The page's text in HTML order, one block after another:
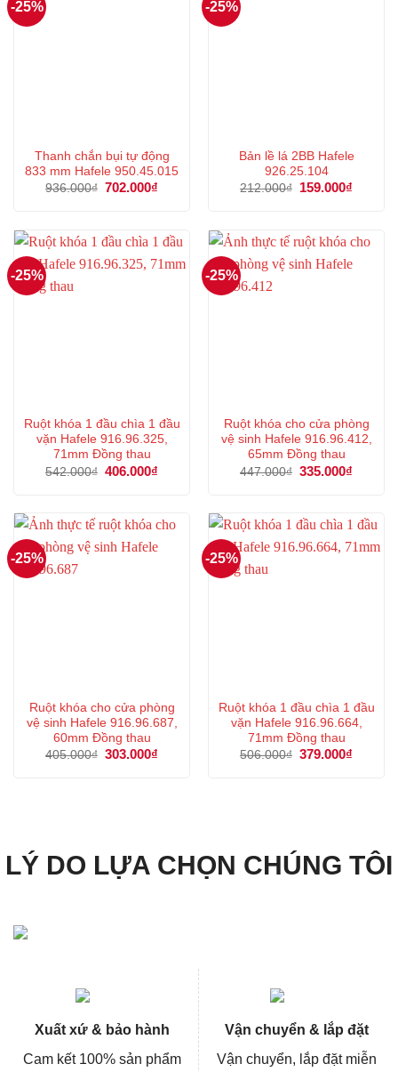
-25%
Thanh chắn bụi tự động
833 mm Hafele 950.45.015
936.000₫ Giá
702.000₫
702.000₫.
-25%
Bản lề lá 2BB Hafele
926.25.104
212.000₫
Giá
159.000₫
-25%
Ruột khóa 1 đầu chìa 1 đầu
vặn Hafele 916.96.325,
71mm Đồng thau
542.000₫ Giá
406.000₫
406.000₫.
-25%
Ruột khóa cho cửa phòng
vệ sinh Hafele 916.96.412,
65mm Đồng thau
447.000₫ Giá
335.000₫
-25%
Ruột khóa cho cửa phòng
vệ sinh Hafele 916.96.687,
60mm Đồng thau
405.000₫ Giá
303.000₫
-25%
Ruột khóa 1 đầu chìa 1 đầu
vặn Hafele 916.96.664,
71mm Đồng thau
506.000₫ Giá
379.000₫
LÝ DO LỰA CHỌN CHÚNG TÔI
Xuất xứ & bảo hành
Cam kết 100% sản phẩm
Vận chuyển & lắp đặt
Vận chuyển, lắp đặt miễn